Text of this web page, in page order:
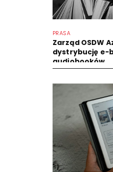
PRASA
Zarząd OSDW
dystrybucję e-
audiobooków